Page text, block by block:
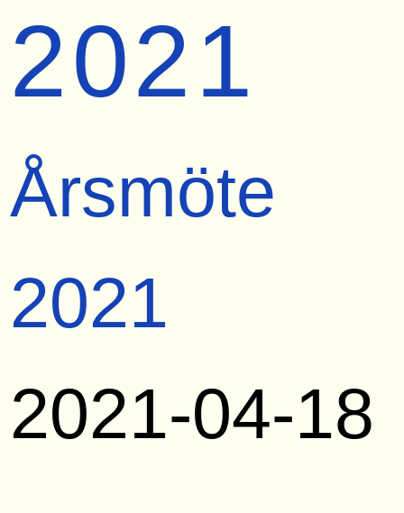
2021
Årsmöte
2021
2021-04-18